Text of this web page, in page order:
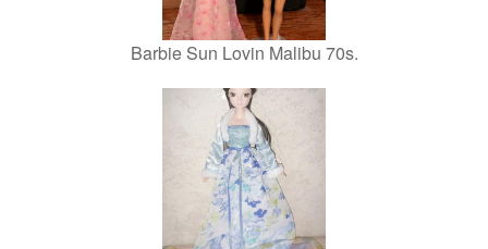
Barbie Sun Lovin Malibu 70s.